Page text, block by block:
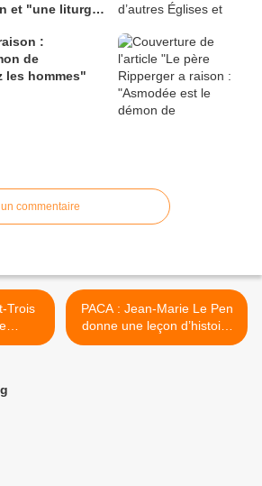
et "une liturgie
:
de
les hommes"
commentaire
la
PACA : Jean-Marie Le Pen
donne une leçon d’histoire
à Michel Vauzelle >